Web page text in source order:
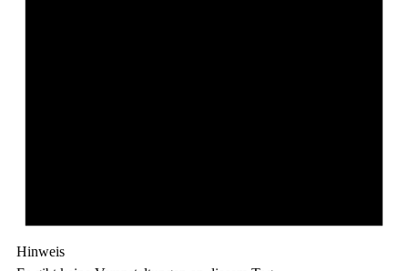
Hinweis